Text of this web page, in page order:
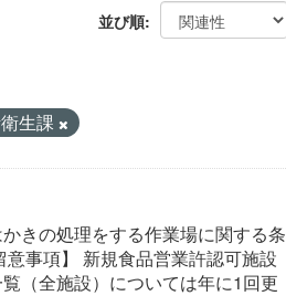
並び順
生課
きの処理をする作業場に関する条
事項】 新規食品営業許認可施設
（全施設）については年に1回更